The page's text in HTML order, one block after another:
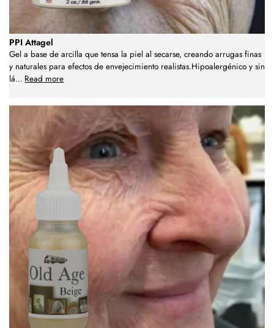
PPI Attagel
Gel a base de arcilla que tensa la piel al secarse, creando arrugas finas
y naturales para efectos de envejecimiento realistas.Hipoalergénico y sin
lá... Read more